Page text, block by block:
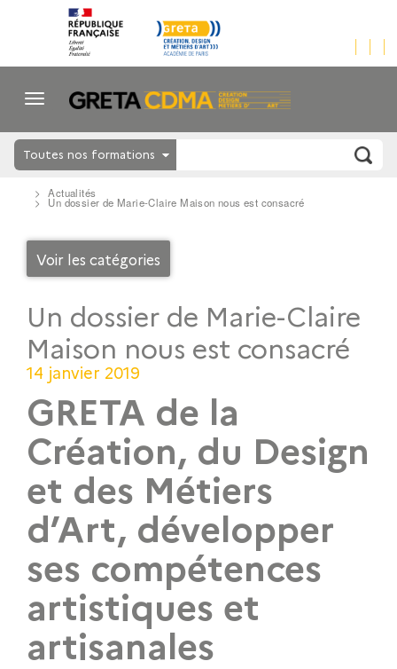
Toutes nos formations
Actualités
Un dossier de Marie-Claire Maison nous est consacré
Voir les catégories
Un dossier de Marie-Claire
Maison nous est consacré
14 janvier 2019
GRETA de la
Création, du Design
et des Métiers
d’Art, développer
ses compétences
artistiques et
artisanales